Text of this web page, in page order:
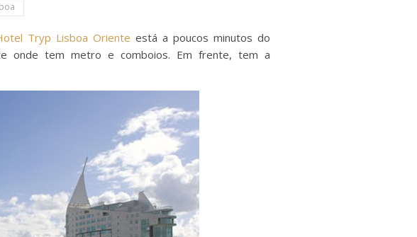
Tryp Lisboa Oriente está a poucos minutos do
onde tem metro e comboios. Em frente, tem a